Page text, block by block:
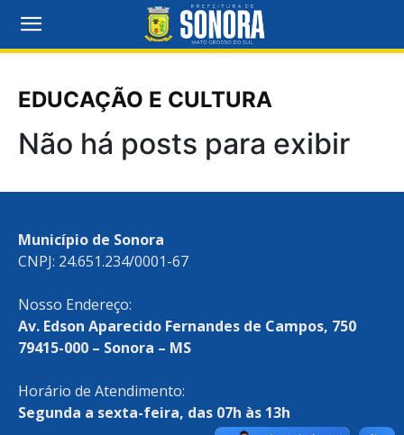
EDUCAÇÃO E CULTURA
Não há posts para exibir
Município de Sonora
CNPJ: 24.651.234/0001-67
Nosso Endereço:
Av. Edson Aparecido Fernandes de Campos, 750
79415-000 – Sonora – MS
Horário de Atendimento:
Segunda a sexta-feira, das 07h às 13h